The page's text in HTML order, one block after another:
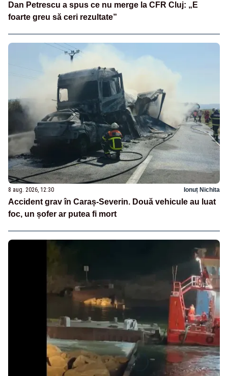
Dan Petrescu a spus ce nu merge la CFR Cluj: „E
foarte greu să ceri rezultate”
8 aug. 2026, 12:30 Ionuț Nichita
Accident grav în Caraș-Severin. Două vehicule au luat
foc, un șofer ar putea fi mort